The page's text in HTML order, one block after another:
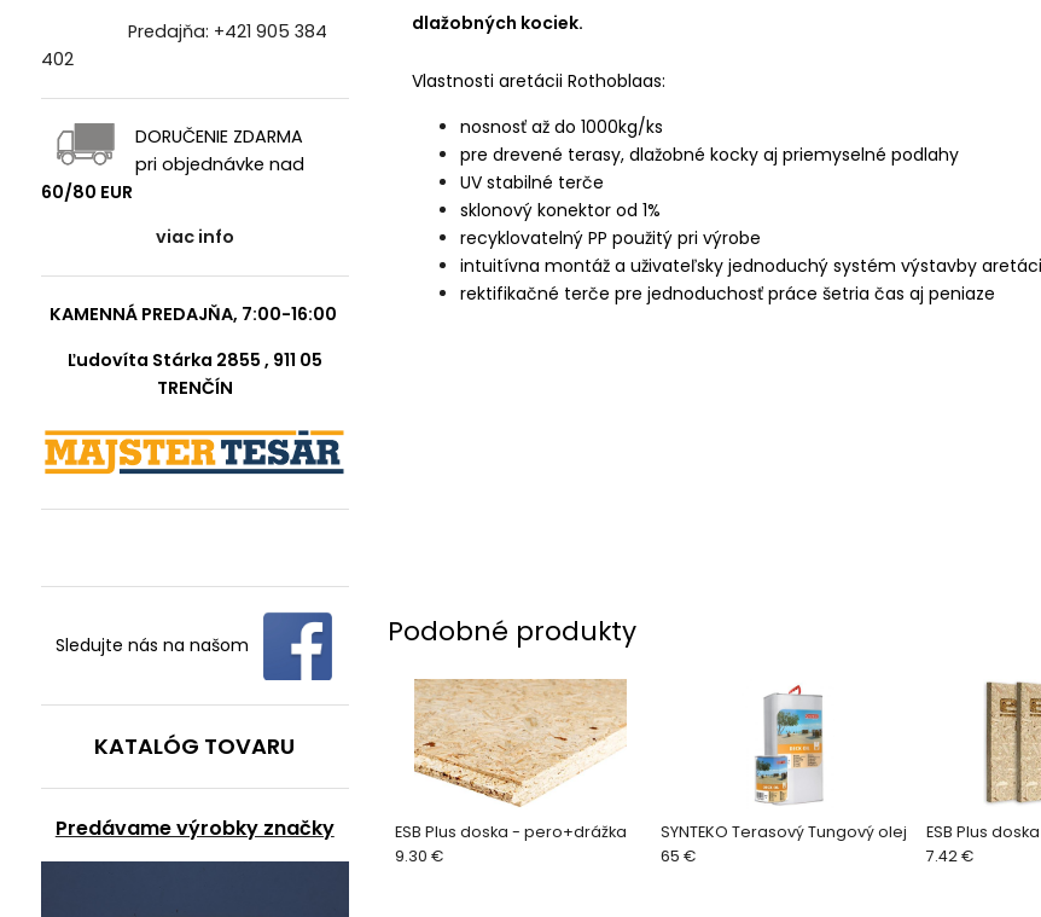
Predajňa: +421 905 384
402
DORUČENIE ZDARMA
pri objednávke nad
60/80 EUR
viac info
KAMENNÁ PREDAJŇA, 7:00-16:00
Ľudovíta Stárka 2855 , 911 05
TRENČÍN
Sledujte nás na našom
KATALÓG TOVARU
Predávame výrobky značky
dlažobných kociek.
Vlastnosti aretácii Rothoblaas:
nosnosť až do 1000kg/ks
pre drevené terasy, dlažobné kocky aj priemyselné podlahy
UV stabilné terče
sklonový konektor od 1%
recyklovatelný PP použitý pri výrobe
intuitívna montáž a uživateľsky jednoduchý systém výstavby
rektifikačné terče pre jednoduchosť práce šetria čas aj peniaze
Podobné produkty
ESB Plus doska - pero+drážka
9.30 €
SYNTEKO Terasový Tungový olej
65 €
ESB Plus
7.42 €